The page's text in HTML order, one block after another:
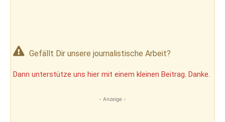
Gefällt Dir unsere journalistische Arbeit?
Dann unterstütze uns hier mit einem kleinen Beitrag. Danke.
- Anzeige -